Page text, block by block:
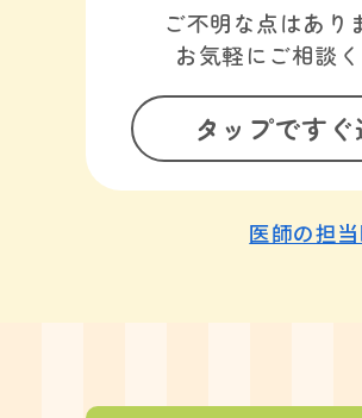
ご不明な点はあり
お気軽にご相談
タップです
医師の担